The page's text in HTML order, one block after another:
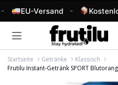
EU-Versand -
Startseite Getränke
Klassisch
Frutilu Instant-Getränk SPORT